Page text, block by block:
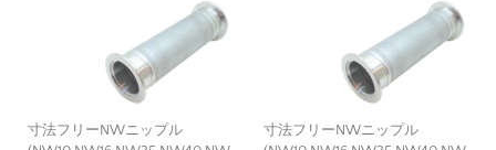
寸法フリーNWニップル
寸法フリーNWニップル